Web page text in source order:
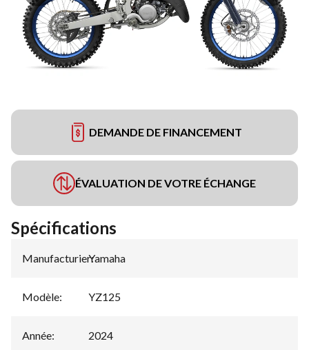
DEMANDE DE FINANCEMENT
ÉVALUATION DE VOTRE ÉCHANGE
Spécifications
Manufacturier:
Yamaha
Modèle: YZ125
Année: 2024